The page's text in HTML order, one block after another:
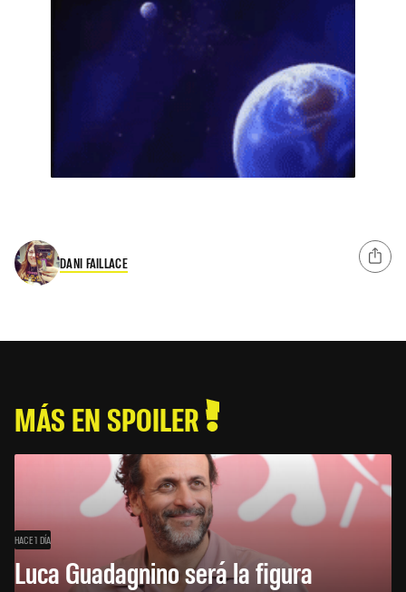
DANI FAILLACE
MÁS EN SPOILER
HACE 1 DÍA
Luca Guadagnino será la figura